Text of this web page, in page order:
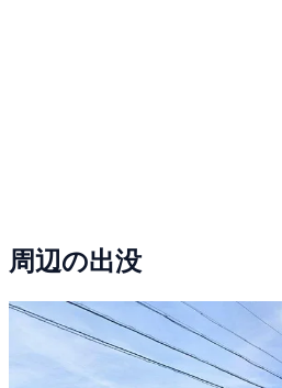
周辺の出没